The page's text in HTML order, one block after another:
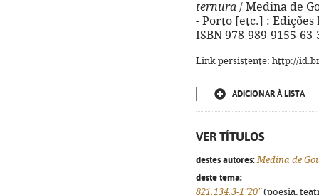
ternura / Medina de
- Porto [etc.] : Edições
ISBN 978-989-9155-63-
Link persistente: http://
ADICIONAR À LISTA
VER TÍTULOS
destes autores: Medina de
deste tema:
821.134.3-1"20"(poesia,